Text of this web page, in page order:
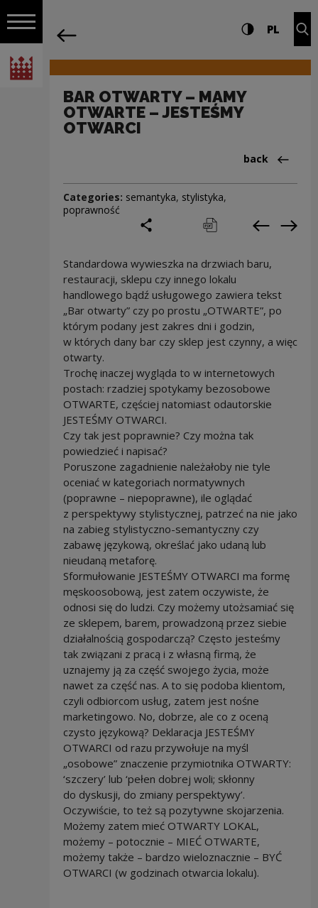
Open navigation
National Centre for Culture Poland
Navigation Settings and search
High contrast
PL
BAR OTWARTY – MAMY
OTWARTE – JESTEŚMY
OTWARCI
Back
back
Categories: semantyka, stylistyka,
poprawność
print pobierz Previous
Standardowa wywieszka na drzwiach baru,
restauracji, sklepu czy innego lokalu
handlowego bądź usługowego zawiera tekst
„Bar otwarty” czy po prostu „OTWARTE”, po
którym podany jest zakres dni i godzin,
w których dany bar czy sklep jest czynny, a więc
otwarty.
Trochę inaczej wygląda to w internetowych
postach: rzadziej spotykamy bezosobowe
OTWARTE, częściej natomiast odautorskie
JESTEŚMY OTWARCI.
Czy tak jest poprawnie? Czy można tak
powiedzieć i napisać?
Poruszone zagadnienie należałoby nie tyle
oceniać w kategoriach normatywnych
(poprawne – niepoprawne), ile oglądać
z perspektywy stylistycznej, patrzeć na nie jako
na zabieg stylistyczno-semantyczny czy
zabawę językową, określać jako udaną lub
nieudaną metaforę.
Sformułowanie JESTEŚMY OTWARCI ma formę
męskoosobową, jest zatem oczywiste, że
odnosi się do ludzi. Czy możemy utożsamiać się
ze sklepem, barem, prowadzoną przez siebie
działalnością gospodarczą? Często jesteśmy
tak związani z pracą i z własną firmą, że
uznajemy ją za część swojego życia, może
nawet za część nas. A to się podoba klientom,
czyli odbiorcom usług, zatem jest nośne
marketingowo. No, dobrze, ale co z oceną
czysto językową? Deklaracja JESTEŚMY
OTWARCI od razu przywołuje na myśl
„osobowe” znaczenie przymiotnika OTWARTY:
‘szczery’ lub ‘pełen dobrej woli; skłonny
do dyskusji, do zmiany perspektywy’.
Oczywiście, to też są pozytywne skojarzenia.
Możemy zatem mieć OTWARTY LOKAL,
możemy – potocznie – MIEĆ OTWARTE,
możemy także – bardzo wieloznacznie – BYĆ
OTWARCI (w godzinach otwarcia lokalu).